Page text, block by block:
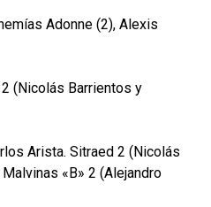
Adonne (2), Alexis
(Nicolás Barrientos y
Arista. Sitraed 2 (Nicolás
«B» 2 (Alejandro